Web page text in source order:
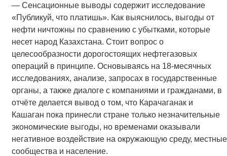
— Сенсационные выводы содержит исследование
«Публикуй, что платишь». Как выяснилось, выгоды от
нефти ничтожны по сравнению с убытками, которые
несет народ Казахстана. Стоит вопрос о
целесообразности дорогостоящих нефтегазовых
операций в принципе. Основываясь на 18-месячных
исследованиях, анализе, запросах в государственные
органы, а также диалоге с компаниями и гражданами, в
отчёте делается вывод о том, что Карачаганак и
Кашаган пока принесли стране только незначительные
экономические выгоды, но временами оказывали
негативное воздействие на окружающую среду, местные
сообщества и население.